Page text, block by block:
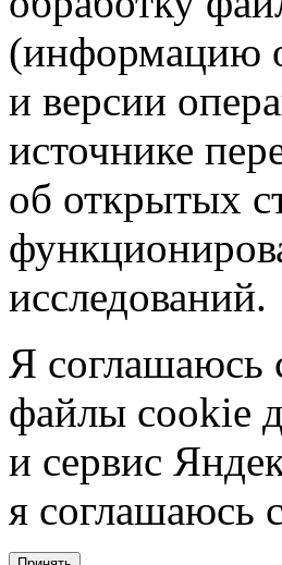
(информацию
и версии
источнике
об открытых
исследований.
Я соглашаюсь
файлы cookie
и сервис
я соглашаюсь